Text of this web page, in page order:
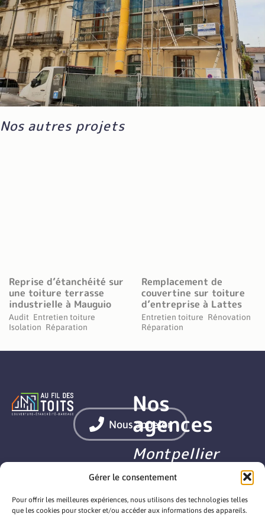
Gérer le consentement
Pour offrir les meilleures expériences, nous utilisons des technologies telles
que les cookies pour stocker et/ou accéder aux informations des appareils.
Nos autres projets
Reprise d’étanchéité sur
une toiture terrasse
industrielle à Mauguio
Audit Entretien toiture
Isolation Réparation
Remplacement de
couvertine sur toiture
d’entreprise à Lattes
Entretien toiture Rénovation
Réparation
Nous appeler
Mentions légales
Déclaration de confidentialité
Site créé par : COQ NOIR
Nos
agences
Montpellier
Nîmes
Béziers